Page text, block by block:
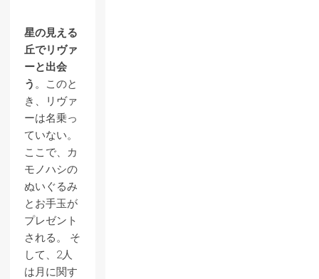
星の見える
丘でリヴァ
ーと出会
う 。このと
き、リヴァ
ーは名乗っ
ていない。
ここで、カ
モノハシの
ぬいぐるみ
とお手玉が
プレゼント
される。 そ
して、2人
は月に関す